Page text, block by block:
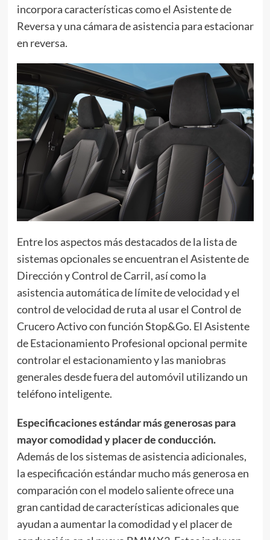
incorpora características como el Asistente de
Reversa y una cámara de asistencia para estacionar
en reversa.
Entre los aspectos más destacados de la lista de
sistemas opcionales se encuentran el Asistente de
Dirección y Control de Carril, así como la
asistencia automática de límite de velocidad y el
control de velocidad de ruta al usar el Control de
Crucero Activo con función Stop&Go. El Asistente
de Estacionamiento Profesional opcional permite
controlar el estacionamiento y las maniobras
generales desde fuera del automóvil utilizando un
teléfono inteligente.
Especificaciones estándar más generosas para
mayor comodidad y placer de conducción.
Además de los sistemas de asistencia adicionales,
la especificación estándar mucho más generosa en
comparación con el modelo saliente ofrece una
gran cantidad de características adicionales que
ayudan a aumentar la comodidad y el placer de